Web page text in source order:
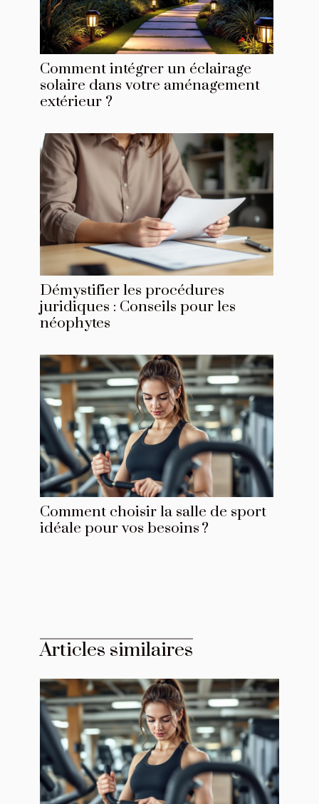
Comment intégrer un éclairage
solaire dans votre aménagement
extérieur ?
Démystifier les procédures
juridiques : Conseils pour les
néophytes
Comment choisir la salle de sport
idéale pour vos besoins ?
Articles similaires